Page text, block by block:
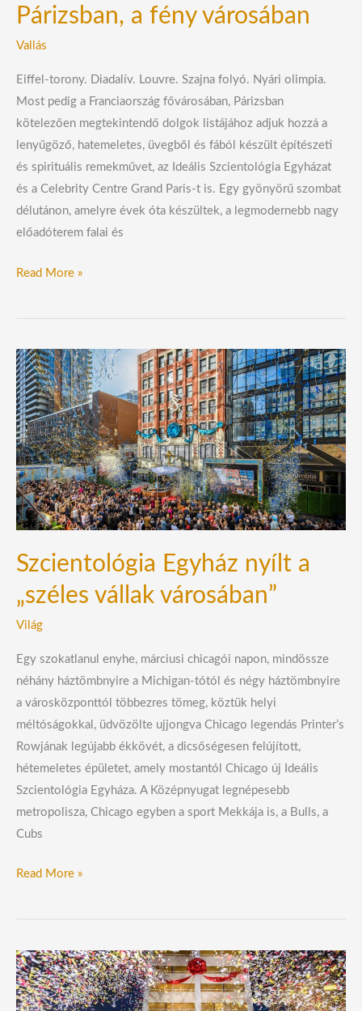
Párizsban, a fény városában
Vallás
Eiffel-torony. Diadalív. Louvre. Szajna folyó. Nyári olimpia.
Most pedig a Franciaország fővárosában, Párizsban
kötelezően megtekintendő dolgok listájához adjuk hozzá a
lenyűgöző, hatemeletes, üvegből és fából készült építészeti
és spirituális remekművet, az Ideális Szcientológia Egyházat
és a Celebrity Centre Grand Paris-t is. Egy gyönyörű szombat
délutánon, amelyre évek óta készültek, a legmodernebb nagy
előadóterem falai és
Read More »
Szcientológia Egyház nyílt a
„széles vállak városában”
Világ
Egy szokatlanul enyhe, márciusi chicagói napon, mindössze
néhány háztömbnyire a Michigan-tótól és négy háztömbnyire
a városközponttól többezres tömeg, köztük helyi
méltóságokkal, üdvözölte ujjongva Chicago legendás Printer’s
Rowjának legújabb ékkövét, a dicsőségesen felújított,
hétemeletes épületet, amely mostantól Chicago új Ideális
Szcientológia Egyháza. A Középnyugat legnépesebb
metropolisza, Chicago egyben a sport Mekkája is, a Bulls, a
Cubs
Szcientológia
Egyház
nyílt
a
„széles
vállak
városában”
Read More »
Mexikóváros
éjszakai
égboltja